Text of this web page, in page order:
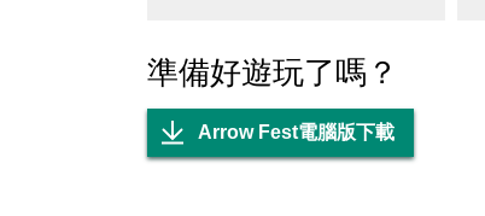
準備好遊玩了嗎？
Arrow Fest電腦版下載